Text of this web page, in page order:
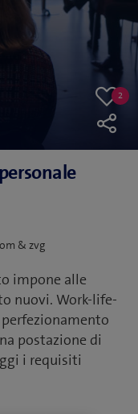
Like
2
2
& zvg
impone alle
nuovi. Work-life-
postazione di
i requisiti